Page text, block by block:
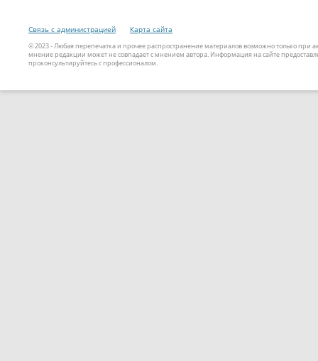
Связь с администрацией Карта сайта
© 2023 - Любая перепечатка и прочее распространение материалов возможно только
мнение редакции может не совпадает с мнением автора. Информация на сайте
проконсультируйтесь с профессионалом.